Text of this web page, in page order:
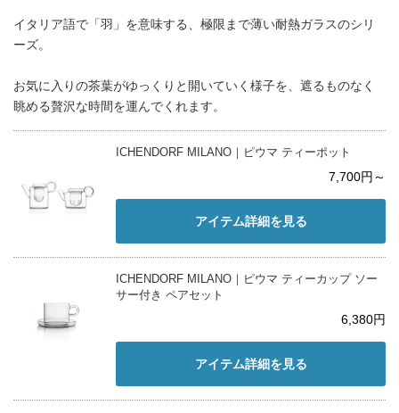
イタリア語で「羽」を意味する、極限まで薄い耐熱ガラスのシリ
ーズ。
お気に入りの茶葉がゆっくりと開いていく様子を、遮るものなく
眺める贅沢な時間を運んでくれます。
ICHENDORF MILANO｜ピウマ ティーポット
7,700円～
アイテム詳細を見る
ICHENDORF MILANO｜ピウマ ティーカップ ソー
サー付き ペアセット
6,380円
アイテム詳細を見る